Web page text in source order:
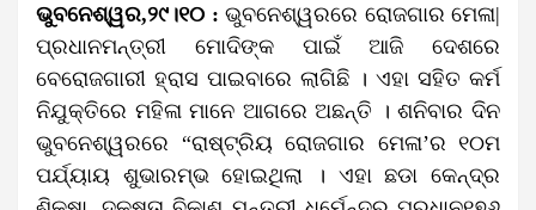
ଭୁବନେଶ୍ୱର,୨୯।୧୦ : ଭୁବନେଶ୍ୱରରେ ରୋଜଗାର ମେଳା|
ପ୍ରଧାନମନ୍ତ୍ରୀ ମୋଦିଙ୍କ ପାଇଁ ଆଜି ଦେଶରେ
ବେରୋଜଗାରୀ ହ୍ରାସ ପାଇବାରେ ଲାଗିଛି । ଏହା ସହିତ କର୍ମ
ନିଯୁକ୍ତିରେ ମହିଳା ମାନେ ଆଗରେ ଅଛନ୍ତି । ଶନିବାର ଦିନ
ଭୁବନେଶ୍ୱରରେ “ରାଷ୍ଟ୍ରିୟ ରୋଜଗାର ମେଳା’ର ୧୦ମ
ପର୍ଯ୍ୟାୟ ଶୁଭାରମ୍ଭ ହୋଇଥିଲା । ଏହା ଛଡା କେନ୍ଦ୍ର